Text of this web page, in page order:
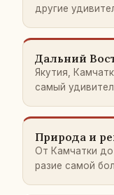
другие
Даль­ний
Якутия,
самый
При­ро­да и
От Кам­чат­ки
ра­зие самой